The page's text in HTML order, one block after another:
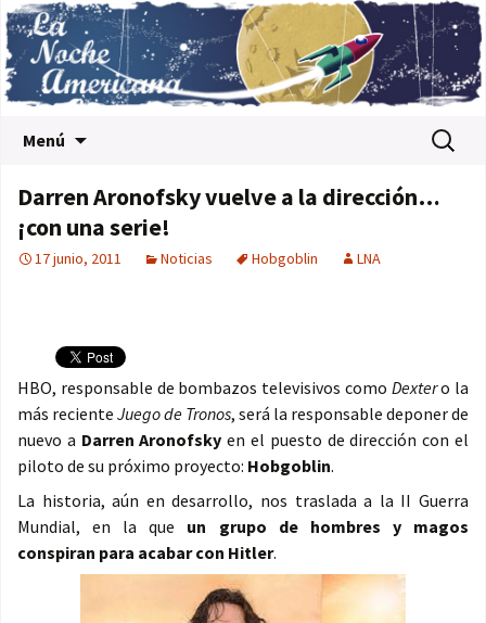
Menú Buscar:
Darren Aronofsky vuelve a la dirección…
¡con una serie!
17 junio, 2011 Noticias Hobgoblin LNA
HBO, responsable de bombazos televisivos como Dextero la
más reciente Juego de Tronos, será la responsable deponer de
nuevo a Darren Aronofsky en el puesto de dirección con el
piloto de su próximo proyecto: Hobgoblin.
La historia, aún en desarrollo, nos traslada a la II Guerra
Mundial, en la que un grupo de hombres y magos
conspiran para acabar con Hitler.